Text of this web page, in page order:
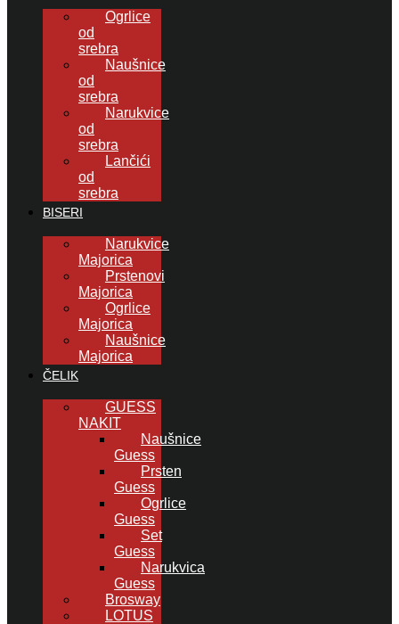
Ogrlice
od
srebra
Naušnice
od
srebra
Narukvice
od
srebra
Lančići
od
srebra
BISERI
Narukvice
Majorica
Prstenovi
Majorica
Ogrlice
Majorica
Naušnice
Majorica
ČELIK
GUESS
NAKIT
Naušnice
Guess
Prsten
Guess
Ogrlice
Guess
Set
Guess
Narukvica
Guess
Brosway
LOTUS